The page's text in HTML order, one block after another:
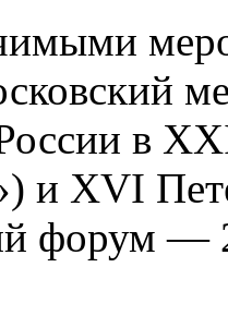
в
и XVI
форум —